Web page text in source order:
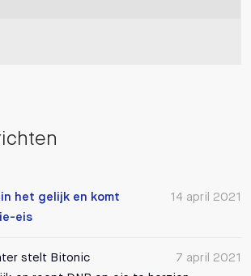
14 april 2021
het gelijk en komt
eis
7 april 2021
stelt Bitonic